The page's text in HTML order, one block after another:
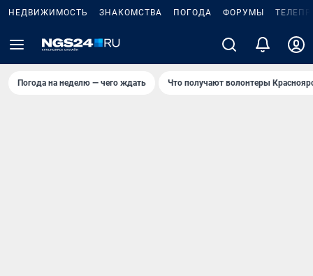
НЕДВИЖИМОСТЬ ЗНАКОМСТВА ПОГОДА ФОРУМЫ
Погода на неделю — чего ждать Что получают волонтеры